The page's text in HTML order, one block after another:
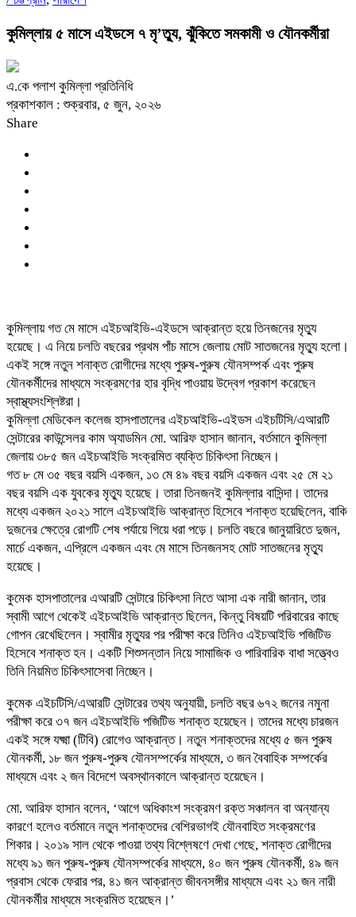
কুমিল্লায় ৫ মাসে এইডসে ৭ মৃ’ত্যু, ঝুঁকিতে সমকামী ও যৌনকর্মীরা
এ.কে পলাশ কুমিল্লা প্রতিনিধি
প্রকাশকাল : শুক্রবার, ৫ জুন, ২০২৬
Share
কুমিল্লায় গত মে মাসে এইচআইভি-এইডসে আক্রান্ত হয়ে তিনজনের মৃত্যু
হয়েছে। এ নিয়ে চলতি বছরের প্রথম পাঁচ মাসে জেলায় মোট সাতজনের মৃত্যু হলো।
একই সঙ্গে নতুন শনাক্ত রোগীদের মধ্যে পুরুষ-পুরুষ যৌনসম্পর্ক এবং পুরুষ
যৌনকর্মীদের মাধ্যমে সংক্রমণের হার বৃদ্ধি পাওয়ায় উদ্বেগ প্রকাশ করেছেন
স্বাস্থ্যসংশ্লিষ্টরা।
কুমিল্লা মেডিকেল কলেজ হাসপাতালের এইচআইভি-এইডস এইচটিসি/এআরটি
সেন্টারের কাউন্সেলর কাম অ্যাডমিন মো. আরিফ হাসান জানান, বর্তমানে কুমিল্লা
জেলায় ৩৮৫ জন এইচআইভি সংক্রমিত ব্যক্তি চিকিৎসা নিচ্ছেন।
গত ৮ মে ৩৫ বছর বয়সি একজন, ১৩ মে ৪৯ বছর বয়সি একজন এবং ২৫ মে ২১
বছর বয়সি এক যুবকের মৃত্যু হয়েছে। তারা তিনজনই কুমিল্লার বাসিন্দা। তাদের
মধ্যে একজন ২০২১ সালে এইচআইভি আক্রান্ত হিসেবে শনাক্ত হয়েছিলেন, বাকি
দুজনের ক্ষেত্রে রোগটি শেষ পর্যায়ে গিয়ে ধরা পড়ে। চলতি বছরে জানুয়ারিতে দুজন,
মার্চে একজন, এপ্রিলে একজন এবং মে মাসে তিনজনসহ মোট সাতজনের মৃত্যু
হয়েছে।
কুমেক হাসপাতালের এআরটি সেন্টারে চিকিৎসা নিতে আসা এক নারী জানান, তার
স্বামী আগে থেকেই এইচআইভি আক্রান্ত ছিলেন, কিন্তু বিষয়টি পরিবারের কাছে
গোপন রেখেছিলেন। স্বামীর মৃত্যুর পর পরীক্ষা করে তিনিও এইচআইভি পজিটিভ
হিসেবে শনাক্ত হন। একটি শিশুসন্তান নিয়ে সামাজিক ও পারিবারিক বাধা সত্ত্বেও
তিনি নিয়মিত চিকিৎসাসেবা নিচ্ছেন।
কুমেক এইচটিসি/এআরটি সেন্টারের তথ্য অনুযায়ী, চলতি বছর ৬৭২ জনের নমুনা
পরীক্ষা করে ৩৭ জন এইচআইভি পজিটিভ শনাক্ত হয়েছেন। তাদের মধ্যে চারজন
একই সঙ্গে যক্ষ্মা (টিবি) রোগেও আক্রান্ত। নতুন শনাক্তদের মধ্যে ৫ জন পুরুষ
যৌনকর্মী, ১৮ জন পুরুষ-পুরুষ যৌনসম্পর্কের মাধ্যমে, ৩ জন বৈবাহিক সম্পর্কের
মাধ্যমে এবং ২ জন বিদেশে অবস্থানকালে আক্রান্ত হয়েছেন।
মো. আরিফ হাসান বলেন, ‘আগে অধিকাংশ সংক্রমণ রক্ত সঞ্চালন বা অন্যান্য
কারণে হলেও বর্তমানে নতুন শনাক্তদের বেশিরভাগই যৌনবাহিত সংক্রমণের
শিকার। ২০১৯ সাল থেকে পাওয়া তথ্য বিশ্লেষণে দেখা গেছে, শনাক্ত রোগীদের
মধ্যে ৯১ জন পুরুষ-পুরুষ যৌনসম্পর্কের মাধ্যমে, ৪০ জন পুরুষ যৌনকর্মী, ৪৯ জন
প্রবাস থেকে ফেরার পর, ৪১ জন আক্রান্ত জীবনসঙ্গীর মাধ্যমে এবং ২১ জন নারী
যৌনকর্মীর মাধ্যমে সংক্রমিত হয়েছেন।’